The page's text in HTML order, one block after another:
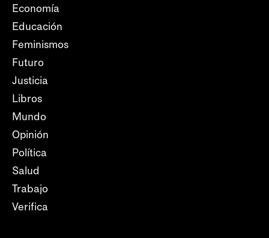
Economía
Educación
Feminismos
Futuro
Justicia
Libros
Mundo
Opinión
Política
Salud
Trabajo
Verifica